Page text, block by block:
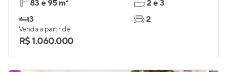
83 e 95 m²
3
2 e 3
2
Venda a partir de
R$ 1.060.000